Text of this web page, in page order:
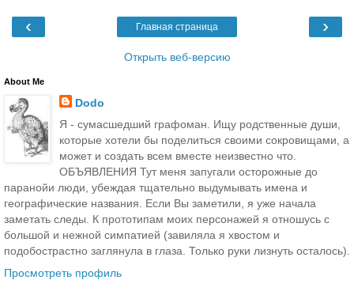
‹ ›
Главная страница
Открыть веб-версию
About Me
Dodo
Я - сумасшедший графоман. Ищу родственные души,
которые хотели бы поделиться своими сокровищами, а
может и создать всем вместе неизвестно что.
ОБЪЯВЛЕНИЯ Тут меня запугали осторожные до
паранойи люди, убеждая тщательно выдумывать имена и
географические названия. Если Вы заметили, я уже начала
заметать следы. К прототипам моих персонажей я отношусь с
большой и нежной симпатией (завиляла я хвостом и
подобострастно заглянула в глаза. Только руки лизнуть осталось).
Просмотреть профиль